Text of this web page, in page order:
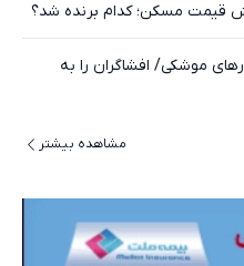
قیمت مسکن؛ کدام برنده شد؟
موشکی/ افشاگران را به
مشاهده بیشتر